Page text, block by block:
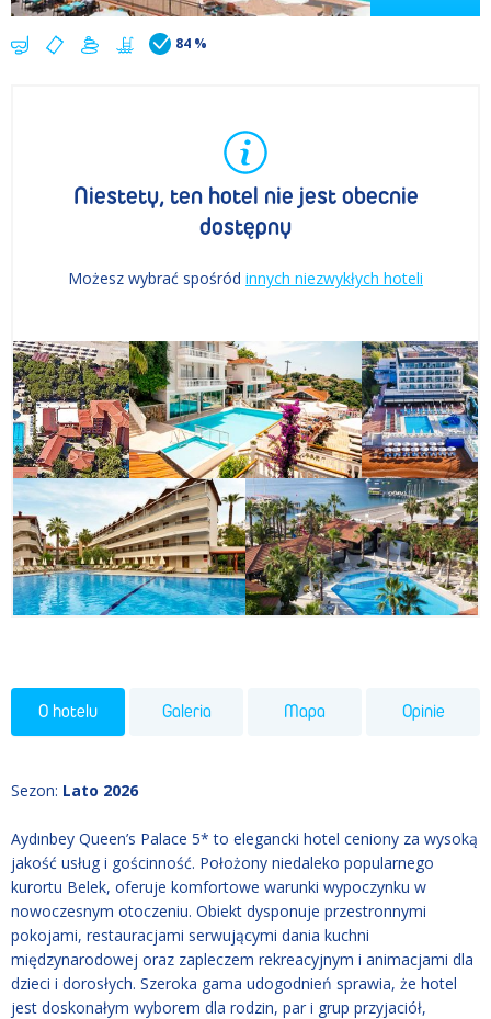
84 %
Niestety, ten hotel nie jest obecnie
dostępny
Możesz wybrać spośród innych niezwykłych hoteli
O hotelu Galeria Mapa Opinie
Sezon: Lato 2026
Aydınbey Queen’s Palace 5* to elegancki hotel ceniony za wysoką
jakość usług i gościnność. Położony niedaleko popularnego
kurortu Belek, oferuje komfortowe warunki wypoczynku w
nowoczesnym otoczeniu. Obiekt dysponuje przestronnymi
pokojami, restauracjami serwującymi dania kuchni
międzynarodowej oraz zapleczem rekreacyjnym i animacjami dla
dzieci i dorosłych. Szeroka gama udogodnień sprawia, że hotel
jest doskonałym wyborem dla rodzin, par i grup przyjaciół,